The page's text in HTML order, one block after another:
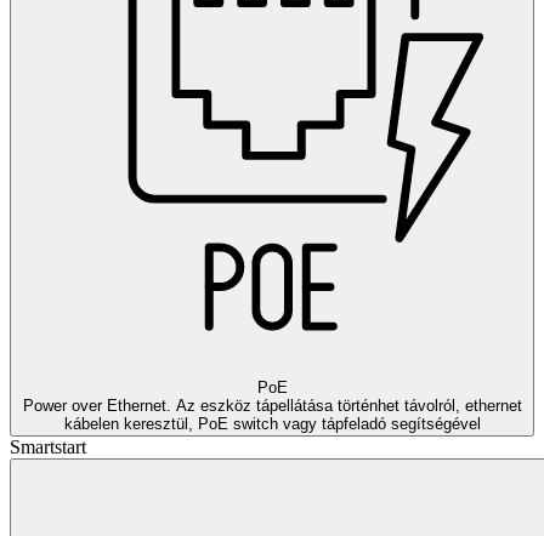
PoE
Power over Ethernet. Az eszköz tápellátása történhet távolról, ethernet
kábelen keresztül, PoE switch vagy tápfeladó segítségével
Smartstart